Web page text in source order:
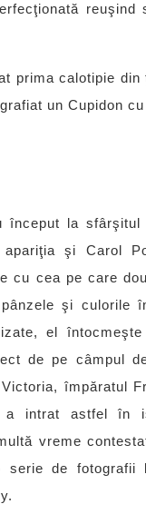
prima calotipie
un Cupidon
început la
şi Carol
cu cea pe care
şi culorile
el
de pe câmpul
împăratul
a intrat astfel în
vreme
de fotografii